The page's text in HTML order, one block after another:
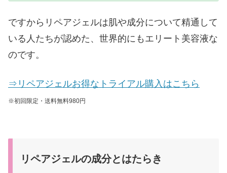
ですからリペアジェルは肌や成分について精通して
いる人たちが認めた、世界的にもエリート美容液な
のです。
⇒リペアジェルお得なトライアル購入はこちら
※初回限定・送料無料980円
リペアジェルの成分とはたらき